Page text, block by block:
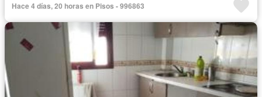
Hace 4 días, 20 horas en Pisos - 996863